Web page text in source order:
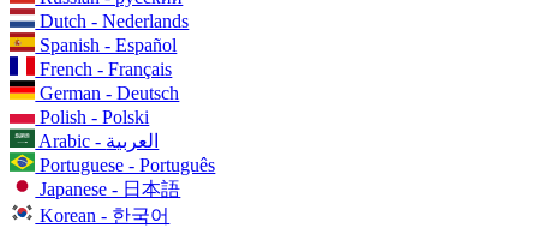
Dutch - Nederlands
Spanish - Español
French - Français
German - Deutsch
Polish - Polski
Arabic - العربية
Portuguese - Português
Japanese - 日本語
Korean - 한국어